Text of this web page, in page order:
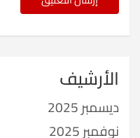
الأرشيف
ديسمبر 2025
نوفمبر 2025